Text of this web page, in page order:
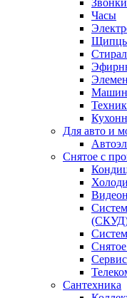
Часы
Для авто и
Снятое с
Сантехника